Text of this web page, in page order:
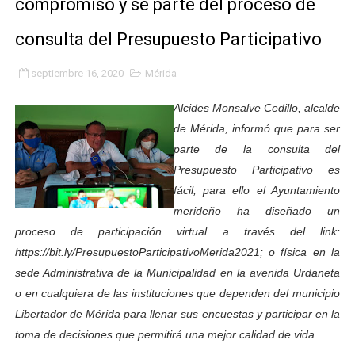
Inicia el Plan Cultura Vacacional 2026 en el estado
Recreación y formación fortalecen la integración
Club "Rápidos de Zea" brilló en el Primer Festival de
84 estudiantes celebraron su graduación en el
Cmdnna lleva esperanza y atención a casas de abrigo
Comunas de Obispo Ramos de Lora avanzan hacia el
Arrancó Plan Vacacional Comunitario Venezuela
Plan Vacacional Venezuela Renace 2026 arrancó con
compromiso y se parte del proceso de
consulta del Presupuesto Participativo
septiembre 16, 2020 Mérida
Alcides Monsalve Cedillo, alcalde
de Mérida, informó que para ser
parte de la consulta del
Presupuesto Participativo es
fácil, para ello el Ayuntamiento
merideño ha diseñado un
proceso de participación virtual a través del link:
https://bit.ly/PresupuestoParticipativoMerida2021; o física en la
sede Administrativa de la Municipalidad en la avenida Urdaneta
o en cualquiera de las instituciones que dependen del municipio
Libertador de Mérida para llenar sus encuestas y participar en la
toma de decisiones que permitirá una mejor calidad de vida.